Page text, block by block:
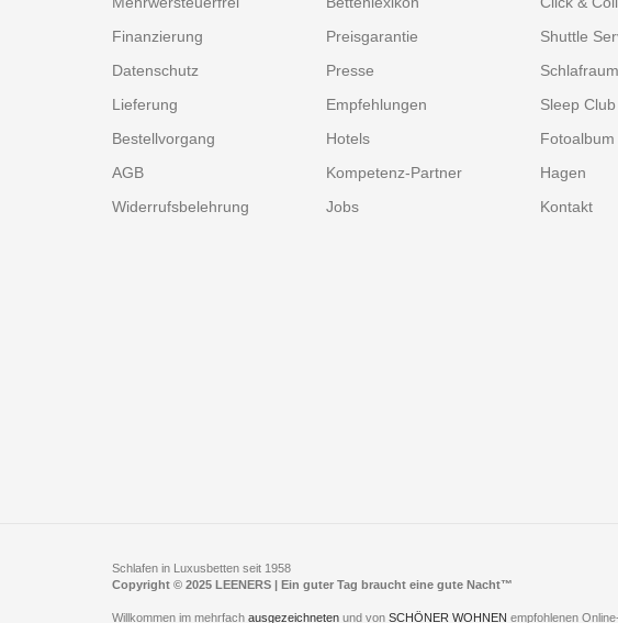
Finanzierung
Datenschutz
Lieferung
Bestellvorgang
AGB
Widerrufsbelehrung
Preisgarantie
Presse
Empfehlungen
Hotels
Kompetenz-Partner
Jobs
Shuttle
Sleep Club
Fotoalbum
Hagen
Kontakt
Schlafen in Luxusbetten seit 1958
Copyright © 2025 LEENERS | Ein guter Tag braucht eine gute Nacht™
Willkommen im mehrfach ausgezeichneten und von SCHÖNER WOHNEN empfohlenen